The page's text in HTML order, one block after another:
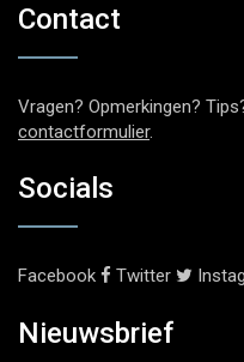
Contact
Vragen? Opmerkingen?
contactformulier.
Socials
Facebook Twitter
Nieuwsbrief